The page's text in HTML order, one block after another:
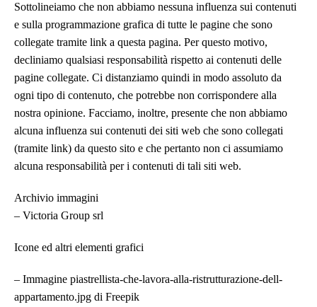
Sottolineiamo che non abbiamo nessuna influenza sui contenuti
e sulla programmazione grafica di tutte le pagine che sono
collegate tramite link a questa pagina. Per questo motivo,
decliniamo qualsiasi responsabilità rispetto ai contenuti delle
pagine collegate. Ci distanziamo quindi in modo assoluto da
ogni tipo di contenuto, che potrebbe non corrispondere alla
nostra opinione. Facciamo, inoltre, presente che non abbiamo
alcuna influenza sui contenuti dei siti web che sono collegati
(tramite link) da questo sito e che pertanto non ci assumiamo
alcuna responsabilità per i contenuti di tali siti web.
Archivio immagini
– Victoria Group srl
Icone ed altri elementi grafici
– Immagine piastrellista-che-lavora-alla-ristrutturazione-dell-
appartamento.jpg di Freepik